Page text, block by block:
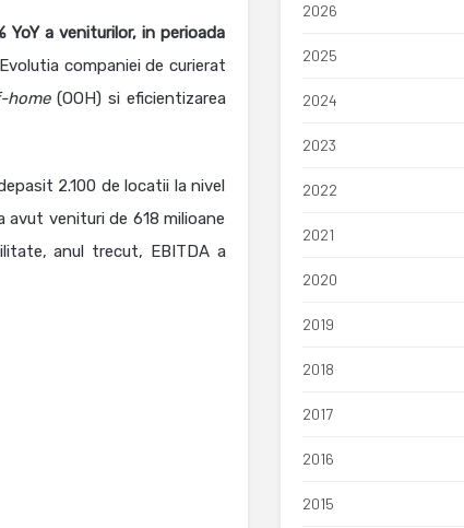
a veniturilor, in perioada
companiei de curierat
home(OOH) si eficientizarea
2.100 de locatii la nivel
avut venituri de 618 milioane
anul trecut, EBITDA a
2026
2025
2024
2023
2022
2021
2020
2019
2018
2017
2016
2015